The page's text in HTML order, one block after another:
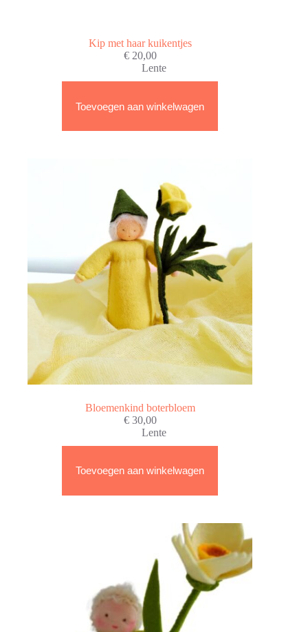
Kip met haar kuikentjes
€20,00
Lente
Toevoegen aan winkelwagen
Bloemenkind boterbloem
€30,00
Lente
Toevoegen aan winkelwagen